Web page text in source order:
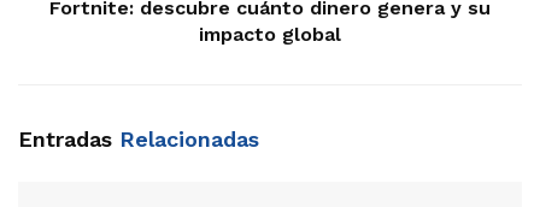
Fortnite: descubre cuánto dinero genera y su
impacto global
Entradas Relacionadas